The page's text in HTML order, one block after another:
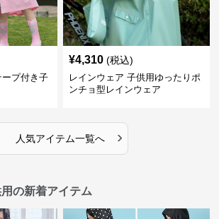
プ付き子
¥4,310 (税込)
レインウェア 子供用ゆったりポ
ンチョ型レインウェア
人気アイテム一覧へ ›
の新着アイテム